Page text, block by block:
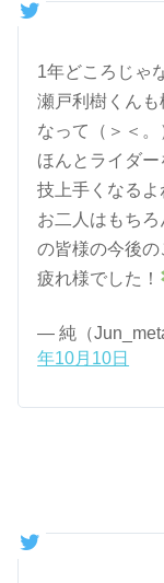
1年どころじゃ
瀬戸利樹くん
なって（＞＜。
ほんとライダ
技上手くなるよ
お二人はもち
の皆様の今後
疲れ様でした！
— 純（
年10月10日